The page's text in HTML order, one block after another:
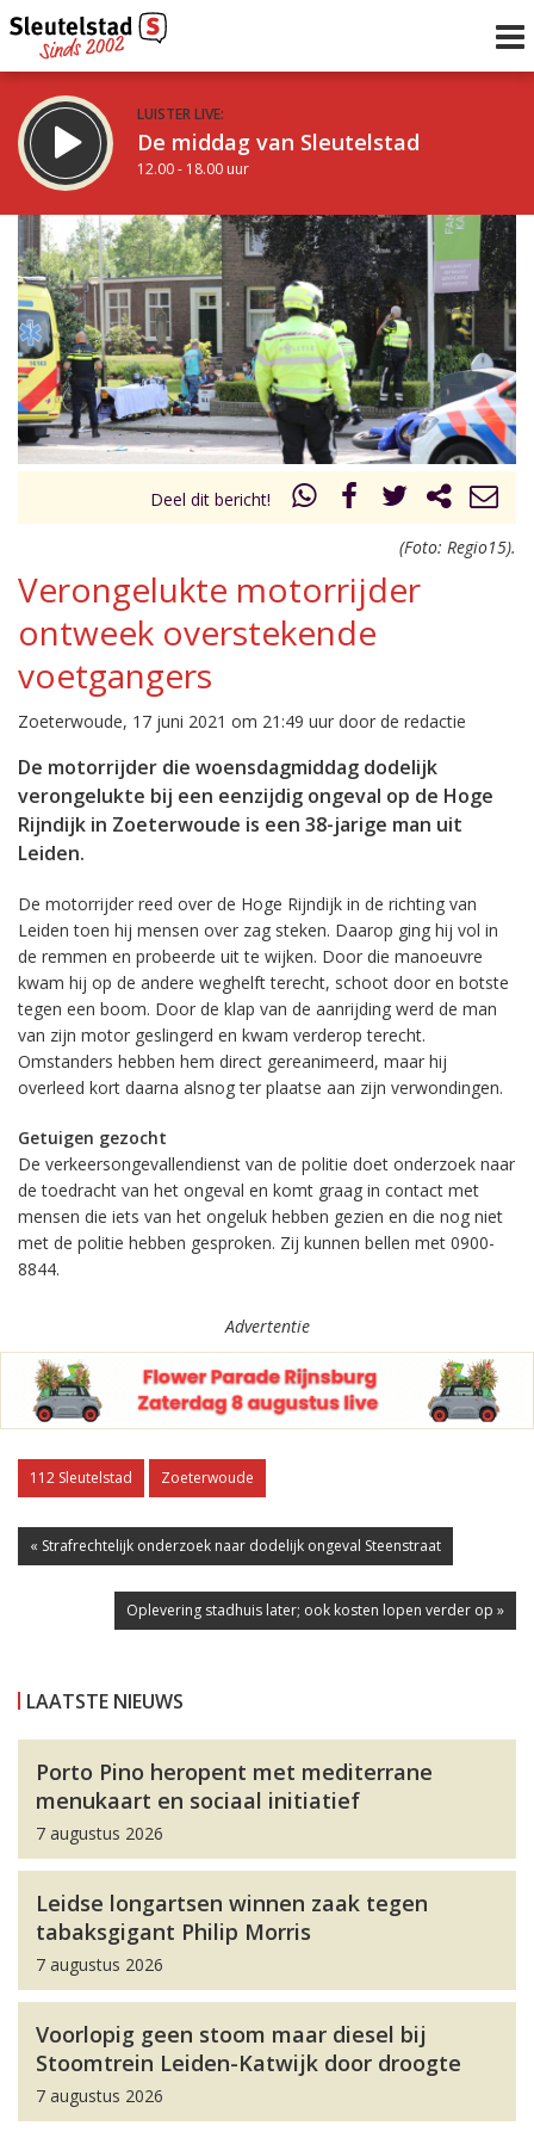
LUISTER LIVE:
De middag van Sleutelstad
12.00 - 18.00 uur
STRAKS:
De vrijdagavond met Keanu
18.00 - 19.00 uur
Vorig uur
uur 1 van 0 Volgend uur
Inklappen
Deel dit bericht!
(Foto: Regio15).
Verongelukte motorrijder
ontweek overstekende
voetgangers
Zoeterwoude, 17 juni 2021 om 21:49 uur door de redactie
De motorrijder die woensdagmiddag dodelijk
verongelukte bij een eenzijdig ongeval op de Hoge
Rijndijk in Zoeterwoude is een 38-jarige man uit
Leiden.
De motorrijder reed over de Hoge Rijndijk in de richting van
Leiden toen hij mensen over zag steken. Daarop ging hij vol in
de remmen en probeerde uit te wijken. Door die manoeuvre
kwam hij op de andere weghelft terecht, schoot door en botste
tegen een boom. Door de klap van de aanrijding werd de man
van zijn motor geslingerd en kwam verderop terecht.
Omstanders hebben hem direct gereanimeerd, maar hij
overleed kort daarna alsnog ter plaatse aan zijn verwondingen.
Getuigen gezocht
De verkeersongevallendienst van de politie doet onderzoek naar
de toedracht van het ongeval en komt graag in contact met
mensen die iets van het ongeluk hebben gezien en die nog niet
met de politie hebben gesproken. Zij kunnen bellen met 0900-
8844.
Advertentie
112 Sleutelstad Zoeterwoude
« Strafrechtelijk onderzoek naar dodelijk ongeval Steenstraat
Oplevering stadhuis later; ook kosten lopen verder op »
LAATSTE NIEUWS
Porto Pino heropent met mediterrane
menukaart en sociaal initiatief
7 augustus 2026
Leidse longartsen winnen zaak tegen
tabaksgigant Philip Morris
7 augustus 2026
Voorlopig geen stoom maar diesel bij
Stoomtrein Leiden-Katwijk door droogte
7 augustus 2026